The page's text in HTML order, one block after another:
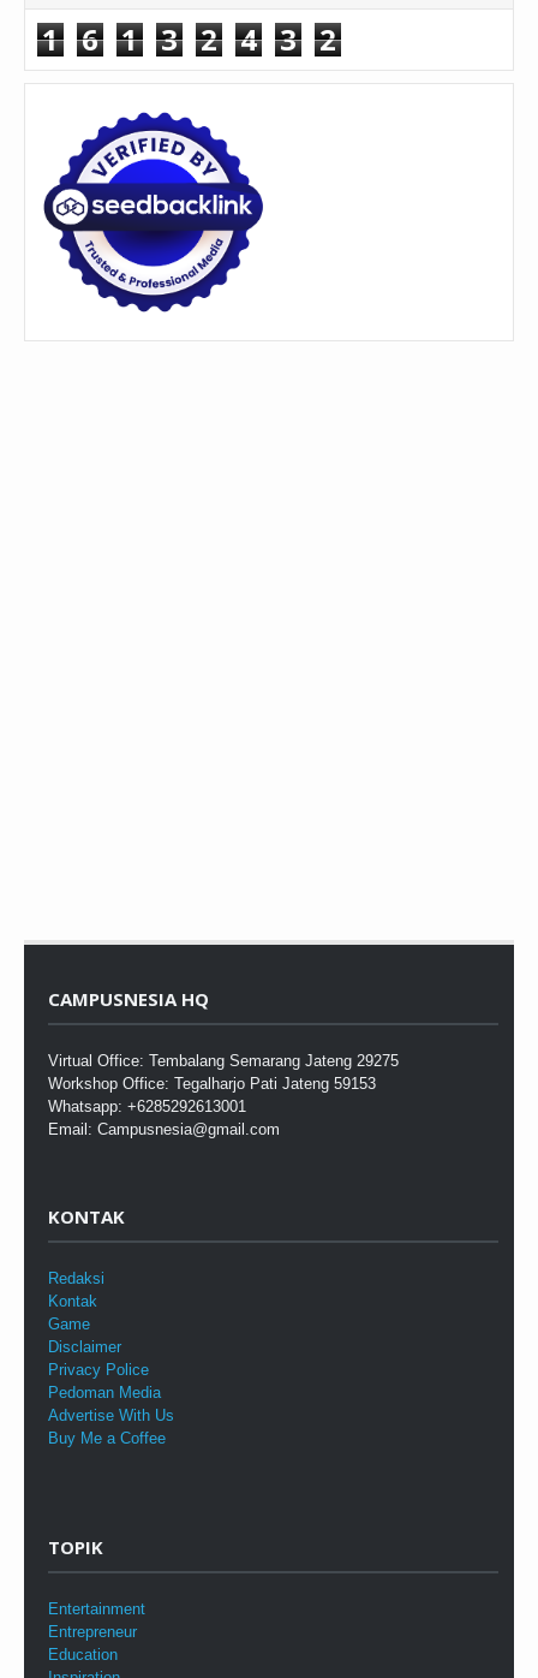
1 6 1 3 2 4 3 2
CAMPUSNESIA HQ
Virtual Office: Tembalang Semarang Jateng 29275
Workshop Office: Tegalharjo Pati Jateng 59153
Whatsapp: +6285292613001
Email: Campusnesia@gmail.com
KONTAK
Redaksi
Kontak
Game
Disclaimer
Privacy Police
Pedoman Media
Advertise With Us
Buy Me a Coffee
TOPIK
Entertainment
Entrepreneur
Education